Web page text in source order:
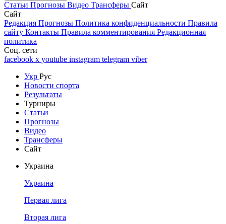
Статьи Прогнозы Видео Трансферы Сайт
Сайт
Редакция Прогнозы Политика конфиденциальности Правила
сайту Контакты Правила комментирования Редакционная
политика
Соц. сети
facebook x youtube instagram telegram viber
Укр Рус
Новости спорта
Результаты
Турниры
Статьи
Прогнозы
Видео
Трансферы
Сайт
Украина
Украина
Первая лига
Вторая лига